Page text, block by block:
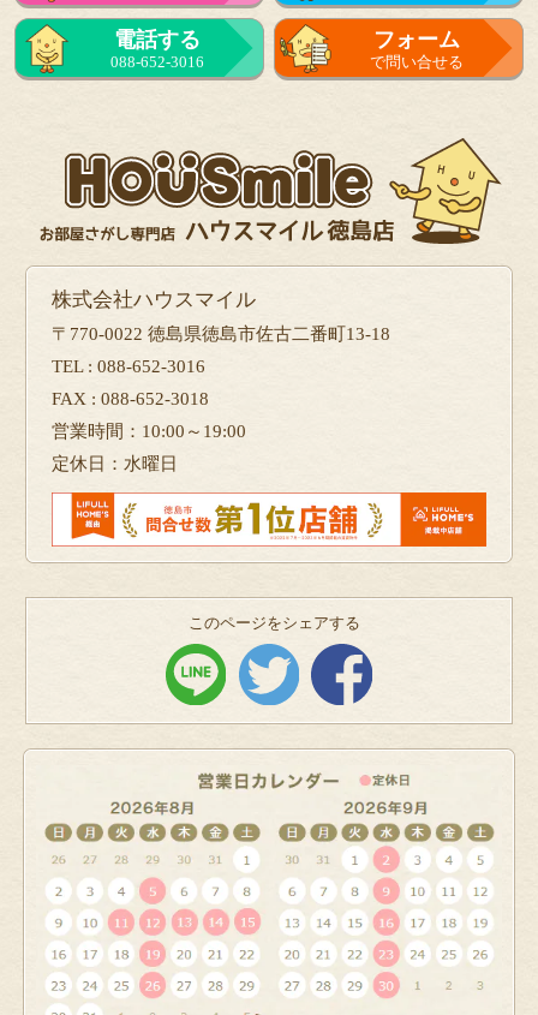
電話する
088-652-3016
フォーム
で問い合せる
株式会社ハウスマイル
〒770-0022 徳島県徳島市佐古二番町13-18
TEL : 088-652-3016
FAX : 088-652-3018
営業時間：10:00～19:00
定休日：水曜日
このページをシェアする